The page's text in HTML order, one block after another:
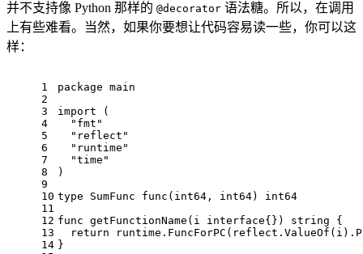
并不支持像 Python 那样的 @decorator 语法糖。所以，在调用
上有些难看。当然，如果你要想让代码容易读一些，你可以这
样：
1
2
3
4
5
6
7
8
9
10
11
12
13
14
package main
import (
"fmt"
"reflect"
"runtime"
"time"
)
type SumFunc func ( int64 , int64)
int64
func getFunctionName (i interface{}) string {
return
}